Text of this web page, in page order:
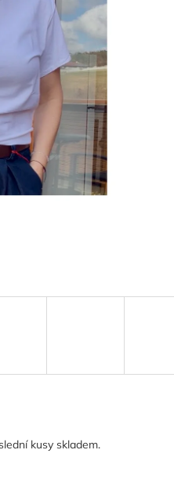
kusy skladem.
10 LETNÍCH DRINKŮ
E-BOOK PDF
149 Kč